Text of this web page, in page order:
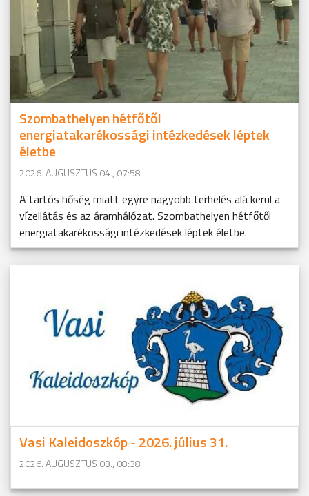
Szombathelyen hétfőtől
energiatakarékossági intézkedések léptek
életbe
2026. AUGUSZTUS 04., 07:58
A tartós hőség miatt egyre nagyobb terhelés alá kerül a
vízellátás és az áramhálózat. Szombathelyen hétfőtől
energiatakarékossági intézkedések léptek életbe.
Vasi Kaleidoszkóp - 2026. július 31.
2026. AUGUSZTUS 03., 08:38